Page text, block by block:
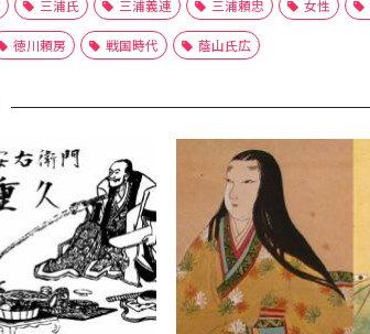
三浦氏 三浦義連 三浦頼忠 女性
徳川頼房 戦国時代 蔭山氏広